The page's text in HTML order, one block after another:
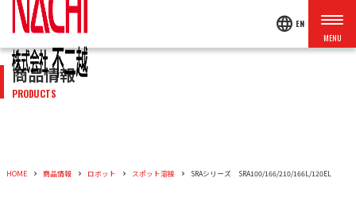
language EN
商品情報
PRODUCTS
HOME 商品情報 ロボット スポット溶接 SRAシリーズ SRA100/166/210/166L/120EL